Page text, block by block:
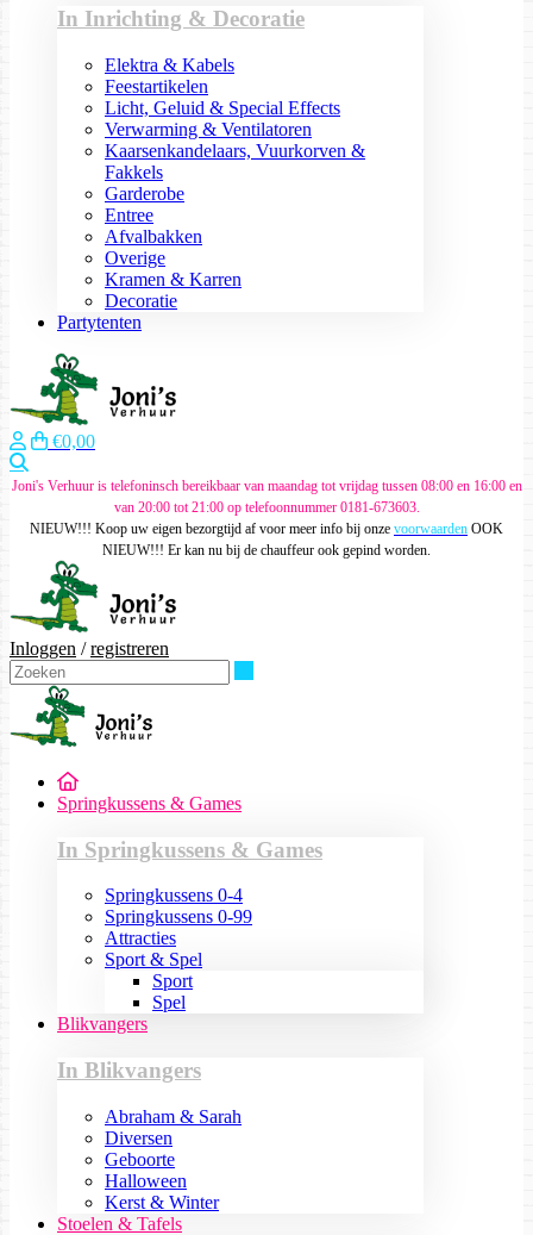
In Inrichting & Decoratie
Elektra & Kabels
Feestartikelen
Licht, Geluid & Special Effects
Verwarming & Ventilatoren
Kaarsenkandelaars, Vuurkorven &
Fakkels
Garderobe
Entree
Afvalbakken
Overige
Kramen & Karren
Decoratie
Partytenten
€0,00
Joni's Verhuur is telefoninsch bereikbaar van maandag tot vrijdag tussen 08:00 en 16:00 en
van 20:00 tot 21:00 op telefoonnummer 0181-673603.
NIEUW!!! Koop uw eigen bezorgtijd af voor meer info bij onze voorwaarden OOK
NIEUW!!! Er kan nu bij de chauffeur ook gepind worden.
Inloggen /registreren
Springkussens & Games
In Springkussens & Games
Springkussens 0-4
Springkussens 0-99
Attracties
Sport & Spel
Sport
Spel
Blikvangers
In Blikvangers
Abraham & Sarah
Diversen
Geboorte
Halloween
Kerst & Winter
Stoelen & Tafels